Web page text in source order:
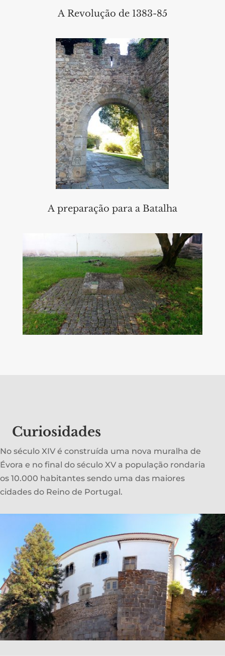
A Revolução de 1383-85
A preparação para a Batalha
Curiosidades
No século XIV é construída uma nova muralha de
Évora e no final do século XV a população rondaria
os 10.000 habitantes sendo uma das maiores
cidades do Reino de Portugal.